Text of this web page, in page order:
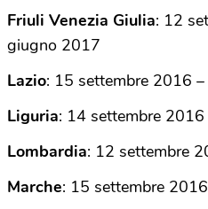
Friuli Venezia Giulia: 12
giugno 2017
Lazio: 15 settembre 2016
Liguria: 14 settembre
Lombardia: 12 settembre
Marche: 15 settembre